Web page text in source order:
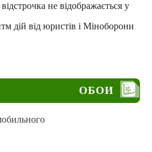
не відображається у
дій від юристів і Міноборони
ОБОИ